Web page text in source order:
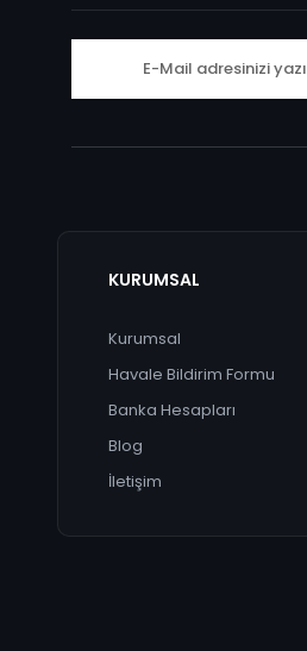
KURUMSAL
Kurumsal
Havale Bildirim Formu
Banka Hesapları
Blog
İletişim